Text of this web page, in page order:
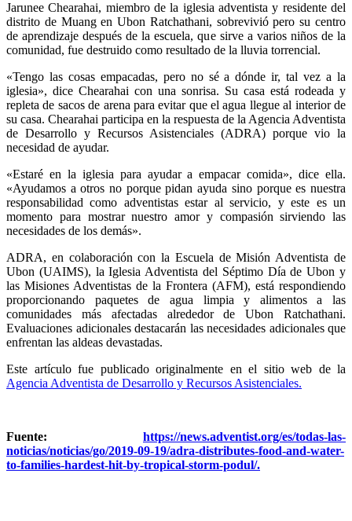
Jarunee Chearahai, miembro de la iglesia adventista y residente del
distrito de Muang en Ubon Ratchathani, sobrevivió pero su centro
de aprendizaje después de la escuela, que sirve a varios niños de la
comunidad, fue destruido como resultado de la lluvia torrencial.
«Tengo las cosas empacadas, pero no sé a dónde ir, tal vez a la
iglesia», dice Chearahai con una sonrisa. Su casa está rodeada y
repleta de sacos de arena para evitar que el agua llegue al interior de
su casa. Chearahai participa en la respuesta de la Agencia Adventista
de Desarrollo y Recursos Asistenciales (ADRA) porque vio la
necesidad de ayudar.
«Estaré en la iglesia para ayudar a empacar comida», dice ella.
«Ayudamos a otros no porque pidan ayuda sino porque es nuestra
responsabilidad como adventistas estar al servicio, y este es un
momento para mostrar nuestro amor y compasión sirviendo las
necesidades de los demás».
ADRA, en colaboración con la Escuela de Misión Adventista de
Ubon (UAIMS), la Iglesia Adventista del Séptimo Día de Ubon y
las Misiones Adventistas de la Frontera (AFM), está respondiendo
proporcionando paquetes de agua limpia y alimentos a las
comunidades más afectadas alrededor de Ubon Ratchathani.
Evaluaciones adicionales destacarán las necesidades adicionales que
enfrentan las aldeas devastadas.
Este artículo fue publicado originalmente en el sitio web de la
Agencia Adventista de Desarrollo y Recursos Asistenciales.
Fuente: https://news.adventist.org/es/todas-las-
noticias/noticias/go/2019-09-19/adra-distributes-food-and-water-
to-families-hardest-hit-by-tropical-storm-podul/.